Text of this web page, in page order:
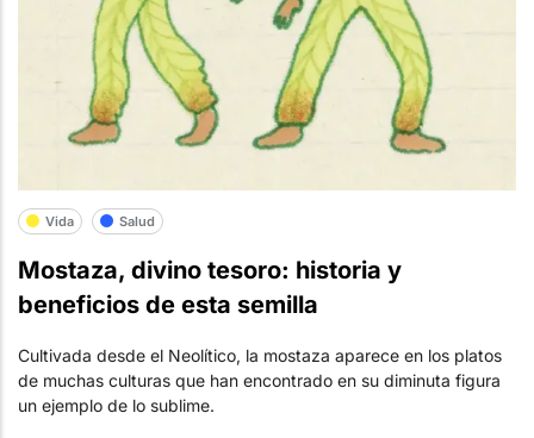
Vida Salud
Mostaza, divino tesoro: historia y
beneficios de esta semilla
Cultivada desde el Neolítico, la mostaza aparece en los platos
de muchas culturas que han encontrado en su diminuta figura
un ejemplo de lo sublime.